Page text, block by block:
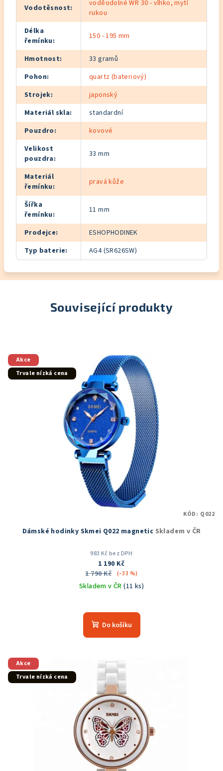
Vodotěsnost:
voděodolné WR 30 - vlhko, mytí
rukou
Délka
řemínku: 150 - 195 mm
Hmotnost:
33 gramů
Pohon:
quartz (bateriový)
Strojek:
japonský
Materiál skla:
standardní
Pouzdro:
kovové
Velikost
pouzdra: 33 mm
Materiál
řemínku: pravá kůže
Šířka
řemínku: 11 mm
Prodejce:
ESHOPHODINEK
Typ baterie: AG4 (SR626SW)
Související produkty
Akce
Trvale nízká cena
Dámské hodinky Skmei Q022 magnetic Skladem v ČR
983 Kč bez DPH
1 190 Kč
1 790 Kč
(–33 %)
Skladem v ČR(11 ks)
hodnocení
produktu
5
hvězdiček.
Do košíku
KÓD: Q022
Akce
Trvale nízká cena